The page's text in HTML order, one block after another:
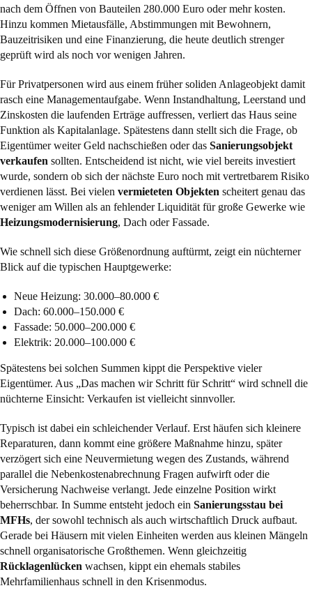
nach dem Öffnen von Bauteilen 280.000 Euro oder mehr kosten.
Hinzu kommen Mietausfälle, Abstimmungen mit Bewohnern,
Bauzeitrisiken und eine Finanzierung, die heute deutlich strenger
geprüft wird als noch vor wenigen Jahren.
Für Privatpersonen wird aus einem früher soliden Anlageobjekt damit
rasch eine Managementaufgabe. Wenn Instandhaltung, Leerstand und
Zinskosten die laufenden Erträge auffressen, verliert das Haus seine
Funktion als Kapitalanlage. Spätestens dann stellt sich die Frage, ob
Eigentümer weiter Geld nachschießen oder das Sanierungsobjekt
verkaufen sollten. Entscheidend ist nicht, wie viel bereits investiert
wurde, sondern ob sich der nächste Euro noch mit vertretbarem Risiko
verdienen lässt. Bei vielen vermieteten Objekten scheitert genau das
weniger am Willen als an fehlender Liquidität für große Gewerke wie
Heizungsmodernisierung, Dach oder Fassade.
Wie schnell sich diese Größenordnung auftürmt, zeigt ein nüchterner
Blick auf die typischen Hauptgewerke:
Neue Heizung: 30.000–80.000 €
Dach: 60.000–150.000 €
Fassade: 50.000–200.000 €
Elektrik: 20.000–100.000 €
Spätestens bei solchen Summen kippt die Perspektive vieler
Eigentümer. Aus „Das machen wir Schritt für Schritt“ wird schnell die
nüchterne Einsicht: Verkaufen ist vielleicht sinnvoller.
Typisch ist dabei ein schleichender Verlauf. Erst häufen sich kleinere
Reparaturen, dann kommt eine größere Maßnahme hinzu, später
verzögert sich eine Neuvermietung wegen des Zustands, während
parallel die Nebenkostenabrechnung Fragen aufwirft oder die
Versicherung Nachweise verlangt. Jede einzelne Position wirkt
beherrschbar. In Summe entsteht jedoch ein Sanierungsstau bei
MFHs, der sowohl technisch als auch wirtschaftlich Druck aufbaut.
Gerade bei Häusern mit vielen Einheiten werden aus kleinen Mängeln
schnell organisatorische Großthemen. Wenn gleichzeitig
Rücklagenlücken wachsen, kippt ein ehemals stabiles
Mehrfamilienhaus schnell in den Krisenmodus.